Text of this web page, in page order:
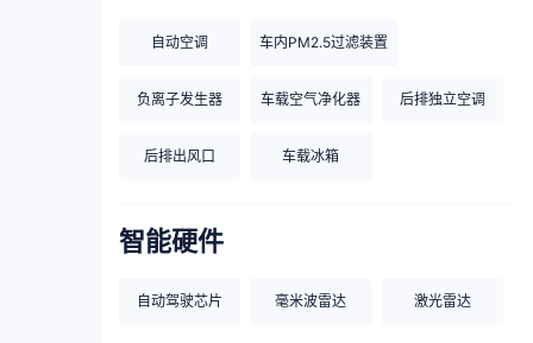
自动空调 车内PM2.5过滤装置
负离子发生器 车载空气净化器 后排独立空调
后排出风口 车载冰箱
智能硬件
自动驾驶芯片 毫米波雷达 激光雷达